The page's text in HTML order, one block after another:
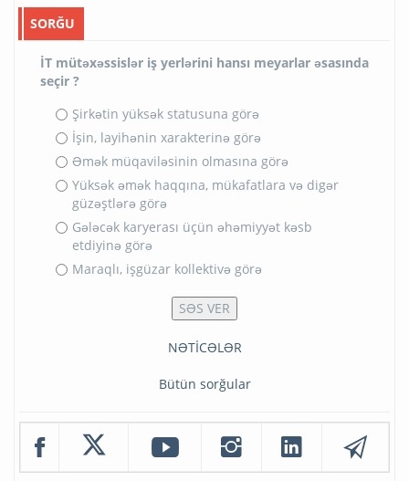
SORĞU
İT mütəxəssislər iş yerlərini hansı meyarlar əsasında
seçir ?
Şirkətin yüksək statusuna görə
İşin, layihənin xarakterinə görə
Əmək müqaviləsinin olmasına görə
Yüksək əmək haqqına, mükafatlara və digər
güzəştlərə görə
Gələcək karyerası üçün əhəmiyyət kəsb
etdiyinə görə
Maraqlı, işgüzar kollektivə görə
NƏTİCƏLƏR
Bütün sorğular